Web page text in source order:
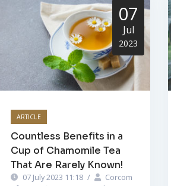
07
Jul
2023
ARTICLE
Countless Benefits in a
Cup of Chamomile Tea
That Are Rarely Known!
07 July 2023 11:18 /
Corcom